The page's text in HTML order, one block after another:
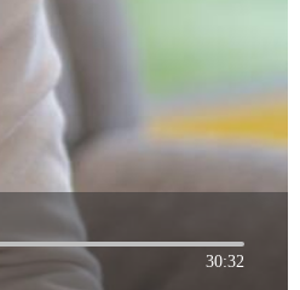
30:32